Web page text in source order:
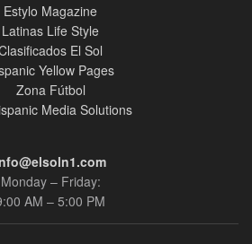
Estylo Magazine
Latinas Life Style
El Sol
Yellow Pages
Zona Fútbol
Media Solutions
Monday – Friday:
AM – 5:00 PM